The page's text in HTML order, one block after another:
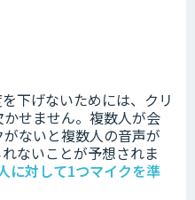
下げないためには、クリ
せません。 複数人が会
ないと複数人の音声が
ないことが予想されま
に対して1つマイクを準